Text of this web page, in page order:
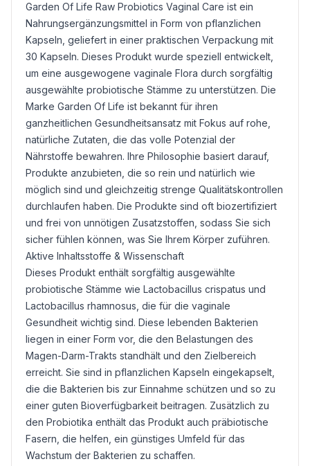
Garden Of Life Raw Probiotics Vaginal Care ist ein
Nahrungsergänzungsmittel in Form von pflanzlichen
Kapseln, geliefert in einer praktischen Verpackung mit
30 Kapseln. Dieses Produkt wurde speziell entwickelt,
um eine ausgewogene vaginale Flora durch sorgfältig
ausgewählte probiotische Stämme zu unterstützen. Die
Marke Garden Of Life ist bekannt für ihren
ganzheitlichen Gesundheitsansatz mit Fokus auf rohe,
natürliche Zutaten, die das volle Potenzial der
Nährstoffe bewahren. Ihre Philosophie basiert darauf,
Produkte anzubieten, die so rein und natürlich wie
möglich sind und gleichzeitig strenge Qualitätskontrollen
durchlaufen haben. Die Produkte sind oft biozertifiziert
und frei von unnötigen Zusatzstoffen, sodass Sie sich
sicher fühlen können, was Sie Ihrem Körper zuführen.
Aktive Inhaltsstoffe & Wissenschaft
Dieses Produkt enthält sorgfältig ausgewählte
probiotische Stämme wie Lactobacillus crispatus und
Lactobacillus rhamnosus , die für die vaginale
Gesundheit wichtig sind. Diese lebenden Bakterien
liegen in einer Form vor, die den Belastungen des
Magen-Darm-Trakts standhält und den Zielbereich
erreicht. Sie sind in pflanzlichen Kapseln eingekapselt,
die die Bakterien bis zur Einnahme schützen und so zu
einer guten Bioverfügbarkeit beitragen. Zusätzlich zu
den Probiotika enthält das Produkt auch präbiotische
Fasern, die helfen, ein günstiges Umfeld für das
Wachstum der Bakterien zu schaffen.